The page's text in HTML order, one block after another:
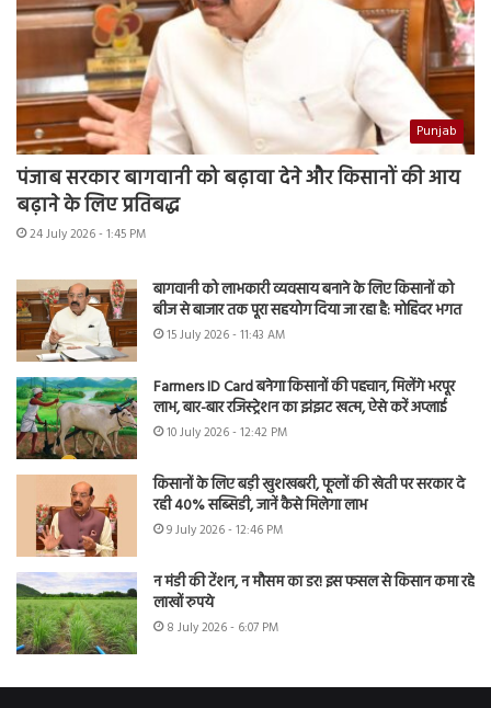
Punjab
पंजाब सरकार बागवानी को बढ़ावा देने और किसानों की आय
बढ़ाने के लिए प्रतिबद्ध
24 July 2026 - 1:45 PM
बागवानी को लाभकारी व्यवसाय बनाने के लिए किसानों को
बीज से बाजार तक पूरा सहयोग दिया जा रहा है: मोहिंदर भगत
15 July 2026 - 11:43 AM
Farmers ID Card बनेगा किसानों की पहचान, मिलेंगे भरपूर
लाभ, बार-बार रजिस्ट्रेशन का झंझट खत्म, ऐसे करें अप्लाई
10 July 2026 - 12:42 PM
किसानों के लिए बड़ी खुशखबरी, फूलों की खेती पर सरकार दे
रही 40% सब्सिडी, जानें कैसे मिलेगा लाभ
9 July 2026 - 12:46 PM
न मंडी की टेंशन, न मौसम का डर! इस फसल से किसान कमा रहे
लाखों रुपये
8 July 2026 - 6:07 PM